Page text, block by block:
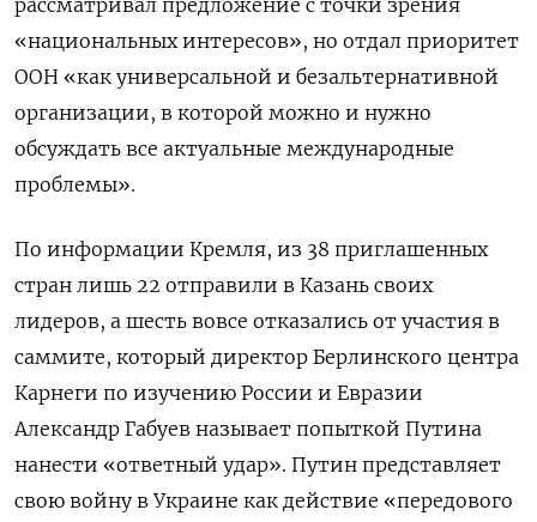
«национальных интересов», но отдал приоритет
ООН «как универсальной и безальтернативной
организации, в которой можно и нужно
обсуждать все актуальные международные
проблемы».
По информации Кремля, из 38 приглашенных
стран лишь 22 отправили в Казань своих
лидеров, а шесть вовсе отказались от участия в
саммите, который директор Берлинского центра
Карнеги по изучению России и Евразии
Александр Габуев называет попыткой Путина
нанести «ответный удар». Путин представляет
свою войну в Украине как действие «передового